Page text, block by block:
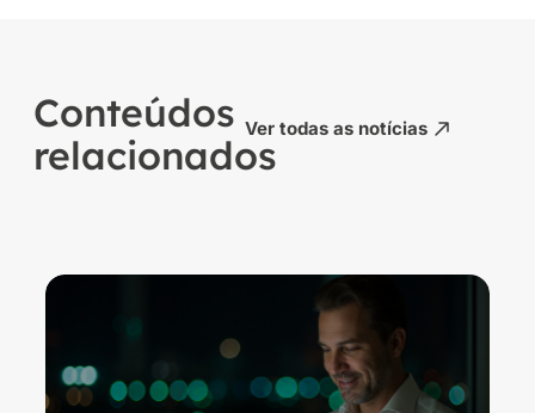
Conteúdos
relacionados
Ver todas as notícias